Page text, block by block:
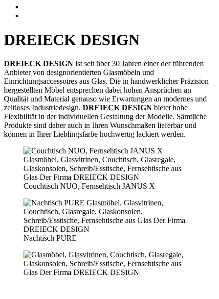
DREIECK DESIGN
DREIECK DESIGN ist seit über 30 Jahren einer der führenden
Anbieter von designorientierten Glasmöbeln und
Einrichtungsaccessoires aus Glas. Die in handwerklicher Präzision
hergestellten Möbel entsprechen dabei hohen Ansprüchen an
Qualität und Material genauso wie Erwartungen an modernes und
zeitloses Industriedesign. DREIECK DESIGN bietet hohe
Flexibilität in der individuellen Gestaltung der Modelle. Sämtliche
Produkte sind daher auch in Ihren Wunschmaßen lieferbar und
können in Ihrer Lieblingsfarbe hochwertig lackiert werden.
Couchtisch NUO, Fernsehtisch JANUS X
Nachtisch PURE